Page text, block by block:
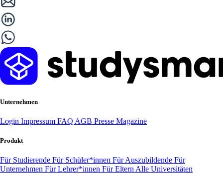
Unternehmen
Login Impressum FAQ AGB Presse Magazine
Produkt
Für Studierende Für Schüler*innen Für Auszubildende Für
Unternehmen Für Lehrer*innen Für Eltern Alle Universitäten